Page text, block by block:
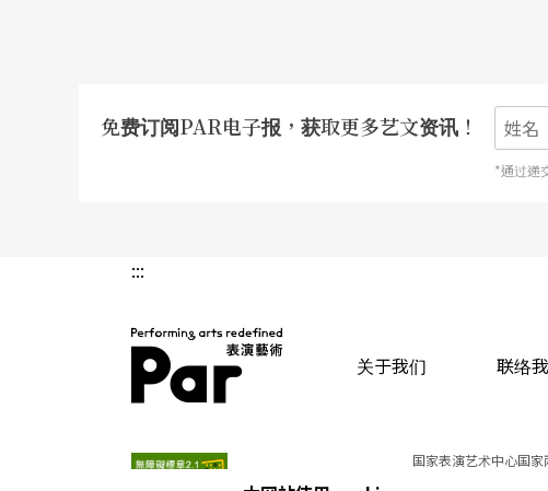
免费订阅PAR电子报，获取更多艺文资讯！
*通过递
:::
关于我们 联络
国家表演艺术中心国